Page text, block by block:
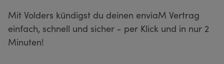
Mit Volders kündigst du deinen enviaM Vertrag
einfach, schnell und sicher - per Klick und in nur 2
Minuten!